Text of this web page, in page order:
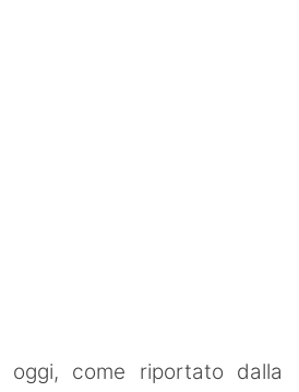
oggi, come riportato dalla